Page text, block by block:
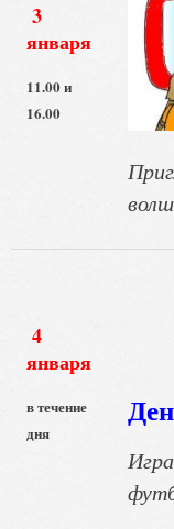
3
января
11.00 и
16.00
4
января
в течение
дня